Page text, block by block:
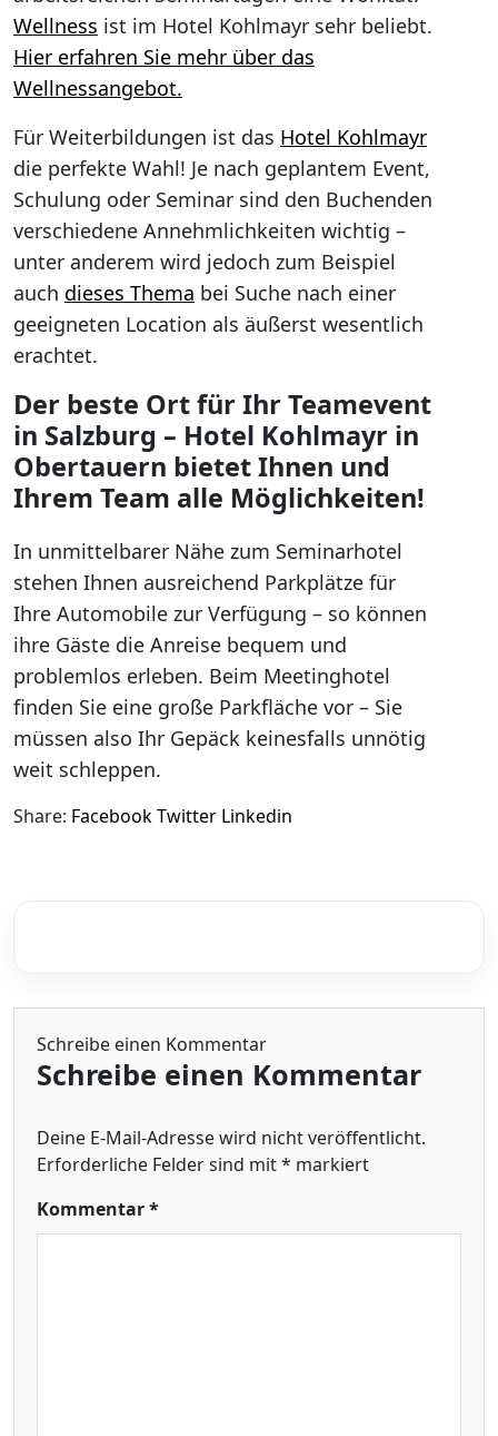
Wellness ist im Hotel Kohlmayr sehr beliebt.
Hier erfahren Sie mehr über das
Wellnessangebot.
Für Weiterbildungen ist das Hotel Kohlmayr
die perfekte Wahl! Je nach geplantem Event,
Schulung oder Seminar sind den Buchenden
verschiedene Annehmlichkeiten wichtig –
unter anderem wird jedoch zum Beispiel
auch dieses Thema bei Suche nach einer
geeigneten Location als äußerst wesentlich
erachtet.
Der beste Ort für Ihr Teamevent
in Salzburg – Hotel Kohlmayr in
Obertauern bietet Ihnen und
Ihrem Team alle Möglichkeiten!
In unmittelbarer Nähe zum Seminarhotel
stehen Ihnen ausreichend Parkplätze für
Ihre Automobile zur Verfügung – so können
ihre Gäste die Anreise bequem und
problemlos erleben. Beim Meetinghotel
finden Sie eine große Parkfläche vor – Sie
müssen also Ihr Gepäck keinesfalls unnötig
weit schleppen.
Share: FacebookTwitter Linkedin
Schreibe einen Kommentar
Schreibe einen Kommentar
Deine E-Mail-Adresse wird nicht veröffentlicht.
Erforderliche Felder sind mit* markiert
Kommentar*